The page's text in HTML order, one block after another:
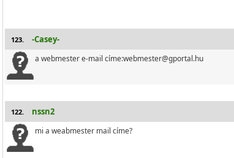
123. -Casey-
a webmester e-mail címe:webmester@gportal.hu
122. nssn2
mi a weabmester mail címe?